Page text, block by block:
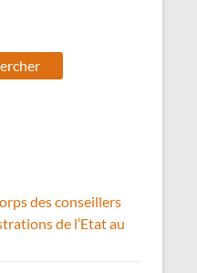
des conseillers
de l’Etat au